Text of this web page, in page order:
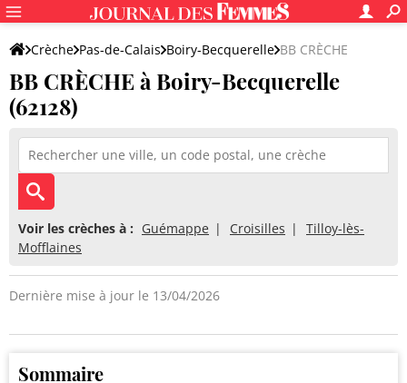
Crèche Pas-de-Calais Boiry-Becquerelle BB CRÈCHE
BB CRÈCHE à Boiry-Becquerelle
(62128)
Voir les crèches à : Guémappe Croisilles
Tilloy-lès-
Mofflaines
Dernière mise à jour le 13/04/2026
Sommaire